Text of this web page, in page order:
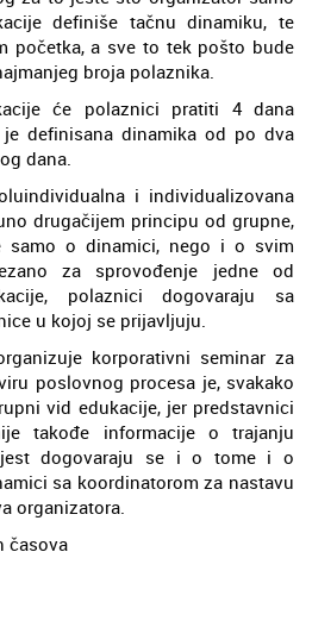
definiše tačnu dinamiku, te
početka, a sve to tek pošto bude
broja polaznika.
će polaznici pratiti 4 dana
definisana dinamika od po dva
dana.
i individualizovana
drugačijem principu od grupne,
samo o dinamici, nego i o svim
za sprovođenje jedne od
polaznici dogovaraju sa
u kojoj se prijavljuju.
korporativni seminar za
poslovnog procesa je, svakako
vid edukacije, jer predstavnici
takođe informacije o trajanju
dogovaraju se i o tome i o
sa koordinatorom za nastavu
organizatora.
časova